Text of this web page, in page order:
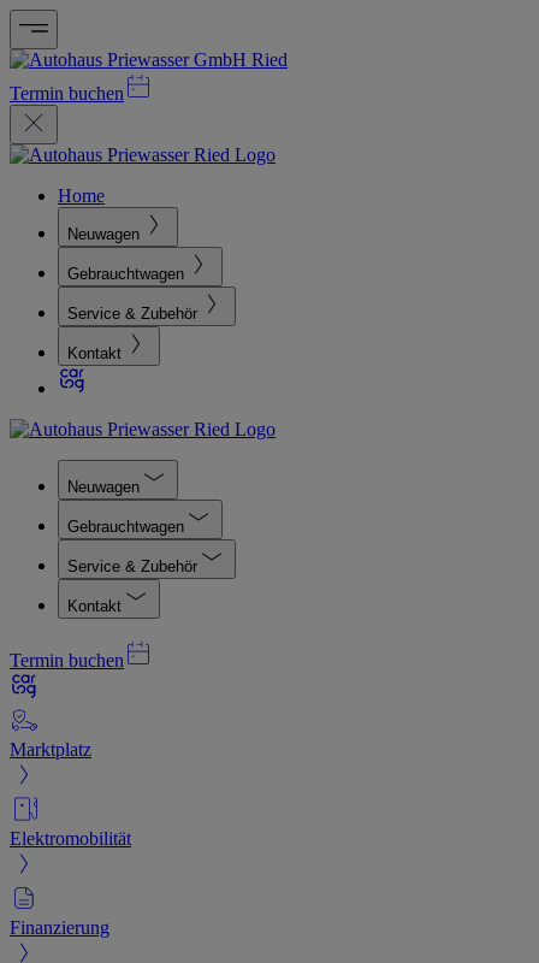
Termin buchen
Home
Neuwagen
Gebrauchtwagen
Service & Zubehör
Kontakt
Neuwagen
Gebrauchtwagen
Service & Zubehör
Kontakt
Termin buchen
Marktplatz
Elektromobilität
Finanzierung